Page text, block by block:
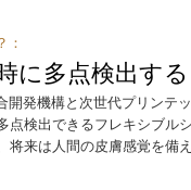
：
に多点検出す
開発機構と次世代プリンテ
点検出できるフレキシブル
将来は人間の皮膚感覚を備